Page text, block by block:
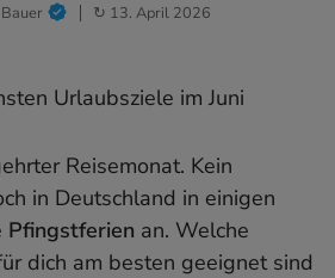
↻ 13. April 2026
Reisemonat. Kein
in Deutschland in einigen
Pfingstferien an. Welche
dich am besten geeignet sind